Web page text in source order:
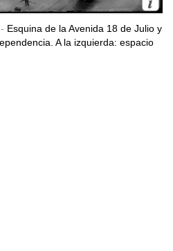
Esquina de la Avenida 18 de Julio y
A la izquierda: espacio